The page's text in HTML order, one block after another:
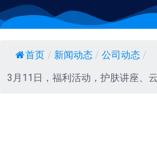
首页 / 新闻动态 / 公司动态 /
3月11日，福利活动，护肤讲座、